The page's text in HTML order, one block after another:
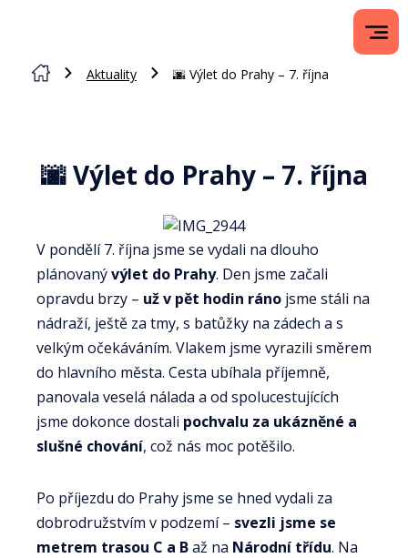
Aktuality 🌆 Výlet do Prahy – 7. října
🌆 Výlet do Prahy – 7. října
V pondělí 7. října jsme se vydali na dlouho
plánovanývýlet do Prahy. Den jsme začali
opravdu brzy – už v pět hodin ráno jsme stáli na
nádraží, ještě za tmy, s batůžky na zádech a s
velkým očekáváním. Vlakem jsme vyrazili směrem
do hlavního města. Cesta ubíhala příjemně,
panovala veselá nálada a od spolucestujících
jsme dokonce dostali pochvalu za ukázněné a
slušné chování, což nás moc potěšilo.
Po příjezdu do Prahy jsme se hned vydali za
dobrodružstvím v podzemí – svezli jsme se
metrem trasou C a Baž na Národní třídu. Na